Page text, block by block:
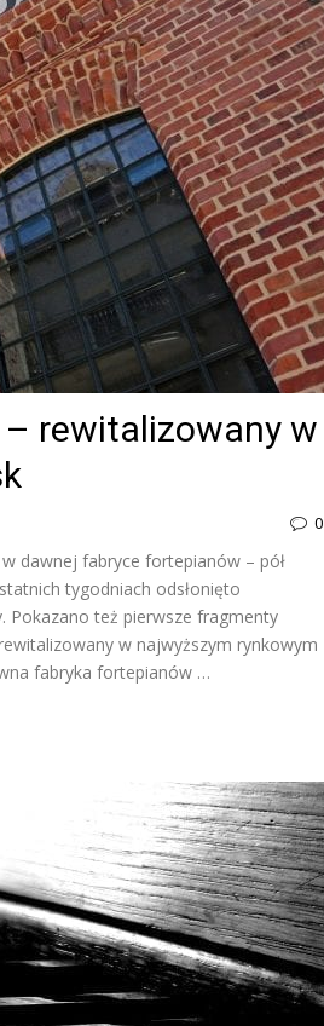
– rewitalizowany w
0
dawnej fabryce fortepianów – pół
tygodniach odsłonięto
Pokazano też pierwsze fragmenty
w najwyższym rynkowym
fabryka fortepianów …